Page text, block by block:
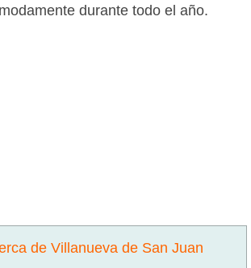
durante todo el año.
de Villanueva de San Juan